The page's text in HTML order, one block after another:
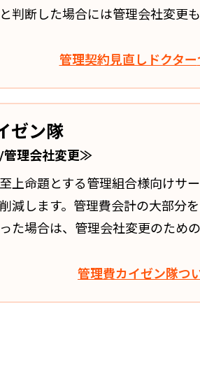
判断した場合には管理会社変更も
管理契約見直しドクター
ゼン隊
理会社変更≫
上命題とする管理組合様向けサ
減します。管理費会計の大部分
た場合は、管理会社変更のため
管理費カイゼン隊つ